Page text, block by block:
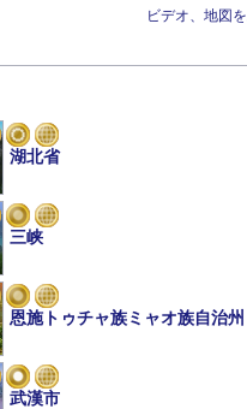
ビデオ、地図
湖北省
三峡
恩施トゥチャ族ミャオ族自治州
武漢市